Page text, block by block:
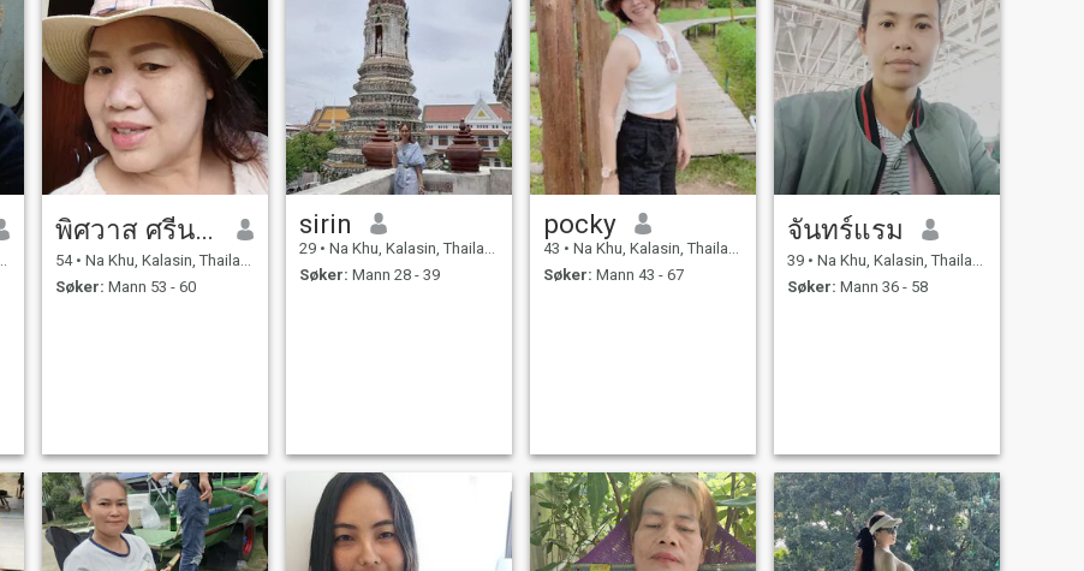
พิศวาส ศรีนามน
54 • Na Khu, Kalasin, Thailand
Søker: Mann 53 - 60
sirin
29 • Na Khu, Kalasin, Thailand
Søker: Mann 28 - 39
pocky
43 • Na Khu, Kalasin, Thailand
Søker: Mann 43 - 67
จันทร์แรม
39 • Na Khu, Kalasin, Thailand
Søker: Mann 36 - 58